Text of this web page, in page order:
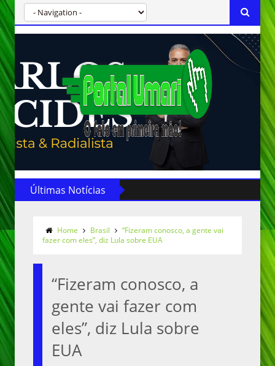
Últimas Notícias
Home Brasil
“Fizeram conosco, a gente vai
fazer com eles”, diz Lula sobre EUA
“Fizeram conosco, a
gente vai fazer com
eles”, diz Lula sobre
EUA